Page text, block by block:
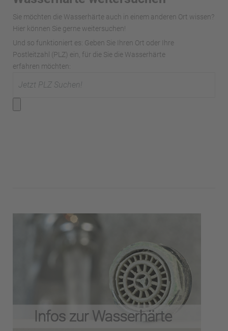
Sie möchten die Wasserhärte auch in einem anderen Ort wissen?
Hier können Sie gerne weitersuchen!
Und so funktioniert es: Geben Sie Ihren Ort oder Ihre
Postleitzahl (PLZ) ein, für die Sie die Wasserhärte
erfahren möchten: